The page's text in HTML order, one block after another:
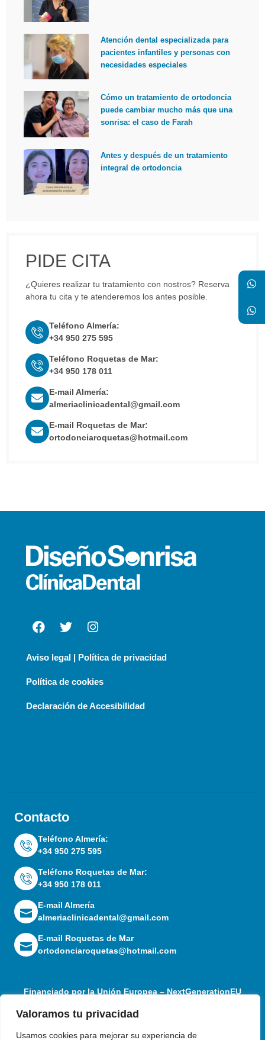
Valoramos tu privacidad
Usamos cookies para mejorar su experiencia de
Atención dental especializada para
pacientes infantiles y personas con
necesidades especiales
Cómo un tratamiento de ortodoncia
puede cambiar mucho más que una
sonrisa: el caso de Farah
Antes y después de un tratamiento
integral de ortodoncia
PIDE CITA
¿Quieres realizar tu tratamiento con nostros? Reserva
ahora tu cita y te atenderemos los antes posible.
Teléfono Almería:
+34 950 275 595
Teléfono Roquetas de Mar:
+34 950 178 011
E-mail Almería:
almeriaclinicadental@gmail.com
E-mail Roquetas de Mar:
ortodonciaroquetas@hotmail.com
Contacto
Teléfono Almería:
+34 950 275 595
Teléfono Roquetas de Mar:
+34 950 178 011
E-mail Almería
almeriaclinicadental@gmail.com
E-mail Roquetas de Mar
ortodonciaroquetas@hotmail.com
Aviso legal | Política de privacidad
Política de cookies
Declaración de Accesibilidad
Financiado por la Unión Europea – NextGenerationEU